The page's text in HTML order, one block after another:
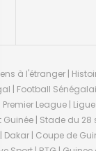
à l'étranger |
| Football
League |
| Stade du
Dakar | Coupe de